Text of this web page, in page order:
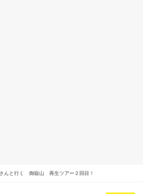
んと行く 御嶽山 再生ツアー２回目！